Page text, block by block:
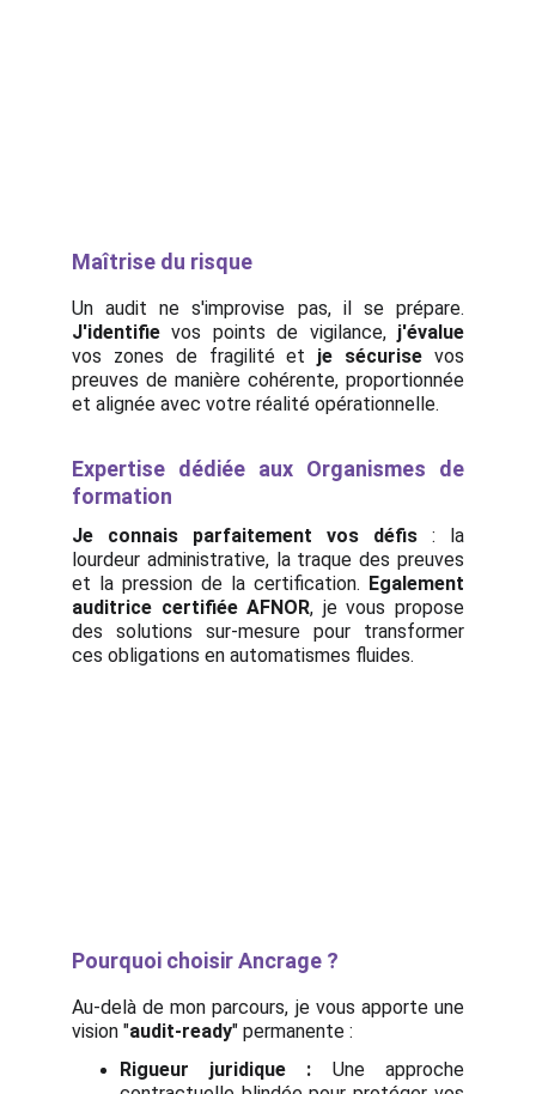
Maîtrise du risque
Un audit ne s'improvise pas, il se prépare.
J'identifie vos points de vigilance, j'évalue
vos zones de fragilité et je sécurise vos
preuves de manière cohérente, proportionnée
et alignée avec votre réalité opérationnelle.
Expertise dédiée aux Organismes de
formation
Je connais parfaitement vos défis: la
lourdeur administrative, la traque des preuves
et la pression de la certification. Egalement
auditrice certifiée AFNOR, je vous propose
des solutions sur-mesure pour transformer
ces obligations en automatismes fluides.
Pourquoi choisir Ancrage ?
Au-delà de mon parcours, je vous apporte une
vision "audit-ready" permanente :
Rigueur juridique : Une approche